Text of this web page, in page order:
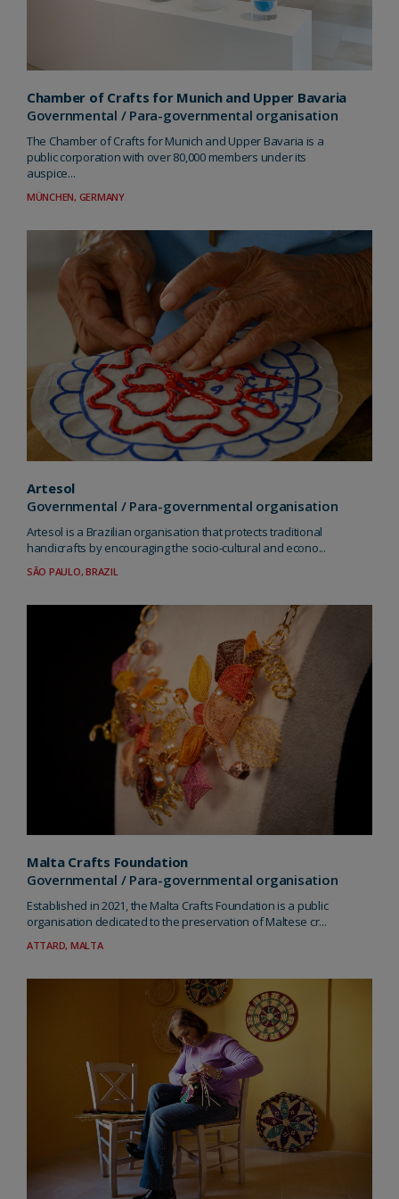
Chamber of Crafts for Munich and Upper Bavaria
Governmental / Para-governmental organisation
The Chamber of Crafts for Munich and Upper Bavaria is a
public corporation with over 80,000 members under its
auspice...
MÜNCHEN, GERMANY
Artesol
Governmental / Para-governmental organisation
Artesol is a Brazilian organisation that protects traditional
handicrafts by encouraging the socio-cultural and econo...
SÃO PAULO, BRAZIL
Malta Crafts Foundation
Governmental / Para-governmental organisation
Established in 2021, the Malta Crafts Foundation is a public
organisation dedicated to the preservation of Maltese cr...
ATTARD, MALTA